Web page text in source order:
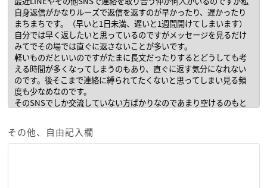
その他、自由記入欄